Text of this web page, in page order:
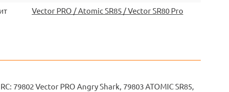
Vector PRO / Atomic SR85 / Vector SR80 Pro
79802 Vector PRO Angry Shark, 79803 ATOMIC SR85,